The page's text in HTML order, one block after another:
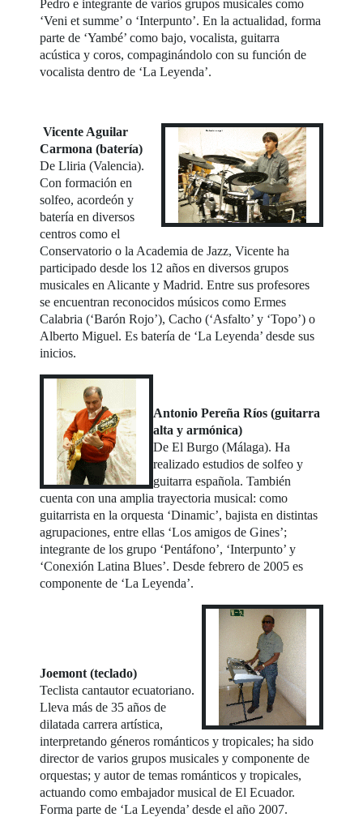
Pedro e integrante de varios grupos musicales como
‘Veni et summe’ o ‘Interpunto’. En la actualidad, forma
parte de ‘Yambé’ como bajo, vocalista, guitarra
acústica y coros, compaginándolo con su función de
vocalista dentro de ‘La Leyenda’.
Vicente Aguilar
Carmona (batería)
De Lliria (Valencia).
Con formación en
solfeo, acordeón y
batería en diversos
centros como el
Conservatorio o la Academia de Jazz, Vicente ha
participado desde los 12 años en diversos grupos
musicales en Alicante y Madrid. Entre sus profesores
se encuentran reconocidos músicos como Ermes
Calabria (‘Barón Rojo’), Cacho (‘Asfalto’ y ‘Topo’) o
Alberto Miguel. Es batería de ‘La Leyenda’ desde sus
inicios.
Antonio Pereña Ríos (guitarra
alta y armónica)
De El Burgo (Málaga). Ha
realizado estudios de solfeo y
guitarra española. También
cuenta con una amplia trayectoria musical: como
guitarrista en la orquesta ‘Dinamic’, bajista en distintas
agrupaciones, entre ellas ‘Los amigos de Gines’;
integrante de los grupo ‘Pentáfono’, ‘Interpunto’ y
‘Conexión Latina Blues’. Desde febrero de 2005 es
componente de ‘La Leyenda’.
Joemont (teclado)
Teclista cantautor ecuatoriano.
Lleva más de 35 años de
dilatada carrera artística,
interpretando géneros románticos y tropicales; ha sido
director de varios grupos musicales y componente de
orquestas; y autor de temas románticos y tropicales,
actuando como embajador musical de El Ecuador.
Forma parte de ‘La Leyenda’ desde el año 2007.